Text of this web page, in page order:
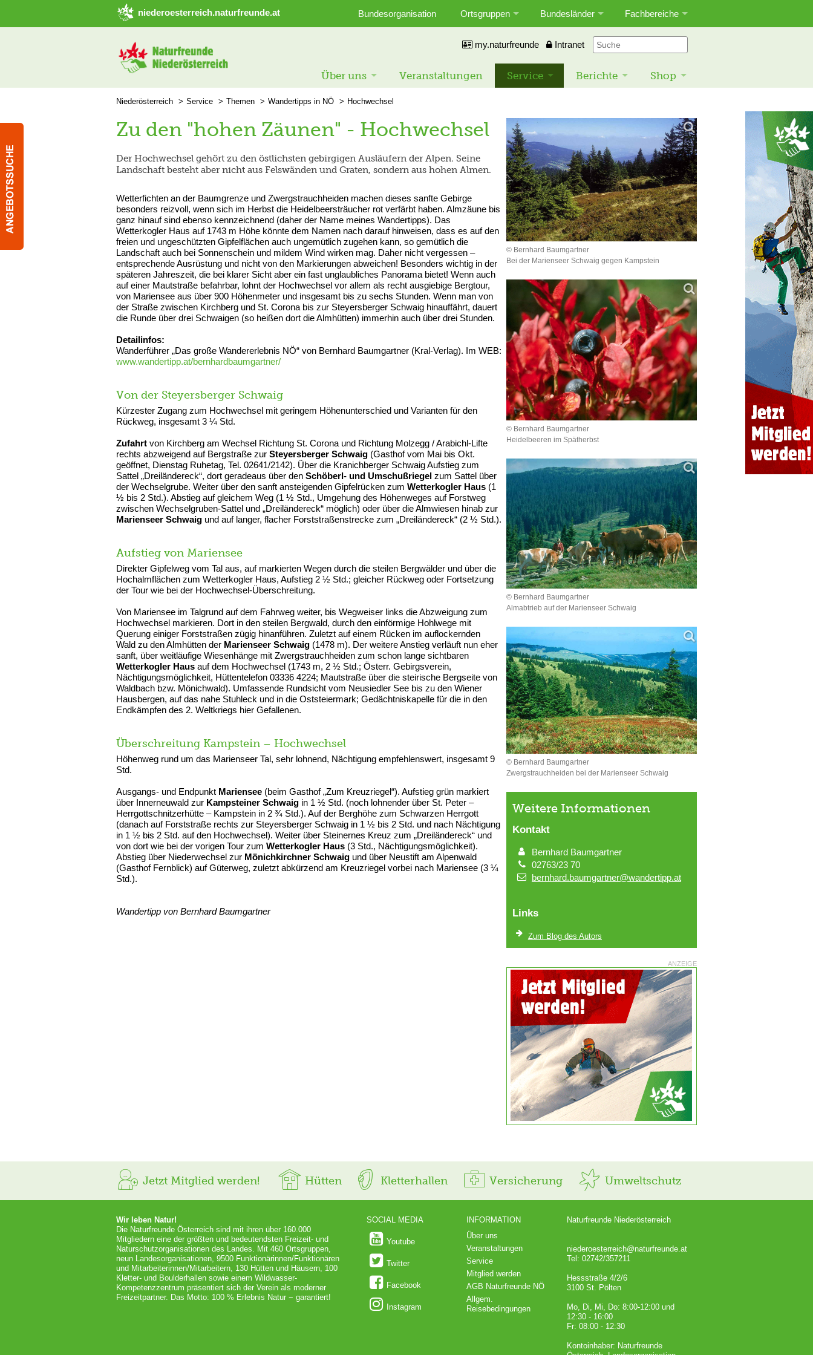
➜ Hauptregion der Seite anspringen
niederoesterreich.naturfreunde.at Bundesorganisation Ortsgruppen Bundesländer Fachbereiche
my.naturfreunde Intranet
Über uns Veranstaltungen Service Berichte Shop
Niederösterreich Service Themen Wandertipps in NÖ Hochwechsel
Zu den "hohen Zäunen" - Hochwechsel
Der Hochwechsel gehört zu den östlichsten gebirgigen Ausläufern der Alpen. Seine
Landschaft besteht aber nicht aus Felswänden und Graten, sondern aus hohen Almen.
Wetterfichten an der Baumgrenze und Zwergstrauchheiden machen dieses sanfte Gebirge
besonders reizvoll, wenn sich im Herbst die Heidelbeersträucher rot verfärbt haben. Almzäune bis
ganz hinauf sind ebenso kennzeichnend (daher der Name meines Wandertipps). Das
Wetterkogler Haus auf 1743 m Höhe könnte dem Namen nach darauf hinweisen, dass es auf den
freien und ungeschützten Gipfelflächen auch ungemütlich zugehen kann, so gemütlich die
Landschaft auch bei Sonnenschein und mildem Wind wirken mag. Daher nicht vergessen –
entsprechende Ausrüstung und nicht von den Markierungen abweichen! Besonders wichtig in der
späteren Jahreszeit, die bei klarer Sicht aber ein fast unglaubliches Panorama bietet! Wenn auch
auf einer Mautstraße befahrbar, lohnt der Hochwechsel vor allem als recht ausgiebige Bergtour,
von Mariensee aus über 900 Höhenmeter und insgesamt bis zu sechs Stunden. Wenn man von
der Straße zwischen Kirchberg und St. Corona bis zur Steyersberger Schwaig hinauffährt, dauert
die Runde über drei Schwaigen (so heißen dort die Almhütten) immerhin auch über drei Stunden.
Detailinfos:
Wanderführer „Das große Wandererlebnis NÖ“ von Bernhard Baumgartner (Kral-Verlag). Im WEB:
www.wandertipp.at/bernhardbaumgartner/
Von der Steyersberger Schwaig
Kürzester Zugang zum Hochwechsel mit geringem Höhenunterschied und Varianten für den
Rückweg, insgesamt 3 ¼ Std.
Zufahrt von Kirchberg am Wechsel Richtung St. Corona und Richtung Molzegg / Arabichl-Lifte
rechts abzweigend auf Bergstraße zur Steyersberger Schwaig (Gasthof vom Mai bis Okt.
geöffnet, Dienstag Ruhetag, Tel. 02641/2142). Über die Kranichberger Schwaig Aufstieg zum
Sattel „Dreiländereck“, dort geradeaus über den Schöberl- und Umschußriegel zum Sattel über
der Wechselgrube. Weiter über den sanft ansteigenden Gipfelrücken zum Wetterkogler Haus (1
½ bis 2 Std.). Abstieg auf gleichem Weg (1 ½ Std., Umgehung des Höhenweges auf Forstweg
zwischen Wechselgruben-Sattel und „Dreiländereck“ möglich) oder über die Almwiesen hinab zur
Marienseer Schwaig und auf langer, flacher Forststraßenstrecke zum „Dreiländereck“ (2 ½ Std.).
Aufstieg von Mariensee
Direkter Gipfelweg vom Tal aus, auf markierten Wegen durch die steilen Bergwälder und über die
Hochalmflächen zum Wetterkogler Haus, Aufstieg 2 ½ Std.; gleicher Rückweg oder Fortsetzung
der Tour wie bei der Hochwechsel-Überschreitung.
Von Mariensee im Talgrund auf dem Fahrweg weiter, bis Wegweiser links die Abzweigung zum
Hochwechsel markieren. Dort in den steilen Bergwald, durch den einförmige Hohlwege mit
Querung einiger Forststraßen zügig hinanführen. Zuletzt auf einem Rücken im auflockernden
Wald zu den Almhütten der Marienseer Schwaig (1478 m). Der weitere Anstieg verläuft nun eher
sanft, über weitläufige Wiesenhänge mit Zwergstrauchheiden zum schon lange sichtbaren
Wetterkogler Haus auf dem Hochwechsel (1743 m, 2 ½ Std.; Österr. Gebirgsverein,
Nächtigungsmöglichkeit, Hüttentelefon 03336 4224; Mautstraße über die steirische Bergseite von
Waldbach bzw. Mönichwald). Umfassende Rundsicht vom Neusiedler See bis zu den Wiener
Hausbergen, auf das nahe Stuhleck und in die Oststeiermark; Gedächtniskapelle für die in den
Endkämpfen des 2. Weltkriegs hier Gefallenen.
Überschreitung Kampstein – Hochwechsel
Höhenweg rund um das Marienseer Tal, sehr lohnend, Nächtigung empfehlenswert, insgesamt 9
Std.
Ausgangs- und Endpunkt Mariensee (beim Gasthof „Zum Kreuzriegel“). Aufstieg grün markiert
über Innerneuwald zur Kampsteiner Schwaig in 1 ½ Std. (noch lohnender über St. Peter –
Herrgottschnitzerhütte – Kampstein in 2 ¾ Std.). Auf der Berghöhe zum Schwarzen Herrgott
(danach auf Forststraße rechts zur Steyersberger Schwaig in 1 ½ bis 2 Std. und nach Nächtigung
in 1 ½ bis 2 Std. auf den Hochwechsel). Weiter über Steinernes Kreuz zum „Dreiländereck“ und
von dort wie bei der vorigen Tour zum Wetterkogler Haus (3 Std., Nächtigungsmöglichkeit).
Abstieg über Niederwechsel zur Mönichkirchner Schwaig und über Neustift am Alpenwald
(Gasthof Fernblick) auf Güterweg, zuletzt abkürzend am Kreuzriegel vorbei nach Mariensee (3 ¼
Std.).
Wandertipp von Bernhard Baumgartner
© Bernhard Baumgartner
Bei der Marienseer Schwaig gegen Kampstein
© Bernhard Baumgartner
Heidelbeeren im Spätherbst
© Bernhard Baumgartner
Almabtrieb auf der Marienseer Schwaig
© Bernhard Baumgartner
Zwergstrauchheiden bei der Marienseer Schwaig
Weitere Informationen
Kontakt
Bernhard Baumgartner
02763/23 70
bernhard.baumgartner@wandertipp.at
Links
Zum Blog des Autors
ANZEIGE
Jetzt Mitglied werden! Hütten Kletterhallen Versicherung Umweltschutz
Wir leben Natur!
Die Naturfreunde Österreich sind mit ihren über 160.000
Mitgliedern eine der größten und bedeutendsten Freizeit- und
Naturschutzorganisationen des Landes. Mit 460 Ortsgruppen,
neun Landesorganisationen, 9500 Funktionärinnen/Funktionären
und Mitarbeiterinnen/Mitarbeitern, 130 Hütten und Häusern, 100
Kletter- und Boulderhallen sowie einem Wildwasser-
Kompetenzzentrum präsentiert sich der Verein als moderner
Freizeitpartner. Das Motto: 100 % Erlebnis Natur − garantiert!
SOCIAL MEDIA
Youtube
Twitter
Facebook
Instagram
INFORMATION
Über uns
Veranstaltungen
Service
Mitglied werden
AGB Naturfreunde NÖ
Allgem.
Reisebedingungen
Naturfreunde Niederösterreich
niederoesterreich@naturfreunde.at
Tel: 02742/357211
Hessstraße 4/2/6
3100 St. Pölten
Mo, Di, Mi, Do: 8:00-12:00 und
12:30 - 16:00
Fr: 08:00 - 12:30
Kontoinhaber: Naturfreunde